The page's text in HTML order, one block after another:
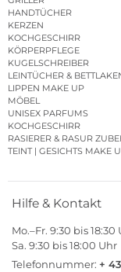
HANDTÜCHER
KERZEN
KOCHGESCHIRR
KÖRPERPFLEGE
KUGELSCHREIBER
LEINTÜCHER &
LIPPEN MAKE UP
MÖBEL
UNISEX PARFUMS
KOCHGESCHIRR
RASIERER & RASUR
TEINT | GESICHTS MAKE
Hilfe & Kontakt
Mo.–Fr. 9:30 bis 18:30
Sa. 9:30 bis 18:00 Uhr
Telefonnummer: +